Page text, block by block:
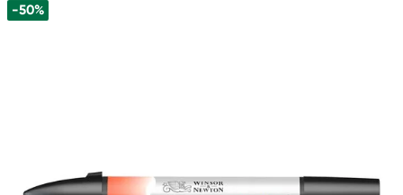
-50%